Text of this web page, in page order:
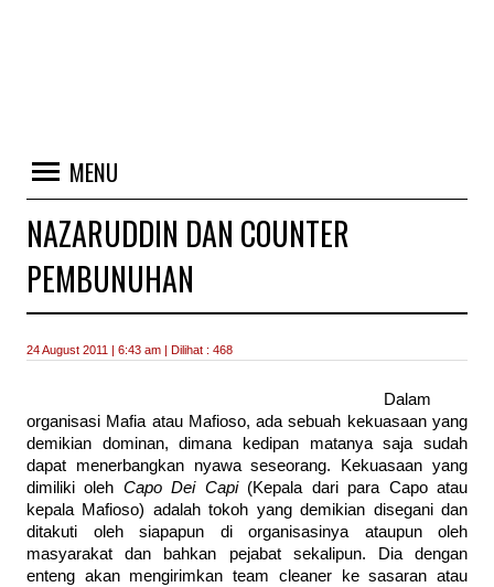
MENU
NAZARUDDIN DAN COUNTER
PEMBUNUHAN
24 August 2011 | 6:43 am | Dilihat : 468
Dalam
organisasi Mafia atau Mafioso, ada sebuah kekuasaan yang
demikian dominan, dimana kedipan matanya saja sudah
dapat menerbangkan nyawa seseorang. Kekuasaan yang
dimiliki oleh Capo Dei Capi(Kepala dari para Capo atau
kepala Mafioso) adalah tokoh yang demikian disegani dan
ditakuti oleh siapapun di organisasinya ataupun oleh
masyarakat dan bahkan pejabat sekalipun. Dia dengan
enteng akan mengirimkan team cleaner ke sasaran atau